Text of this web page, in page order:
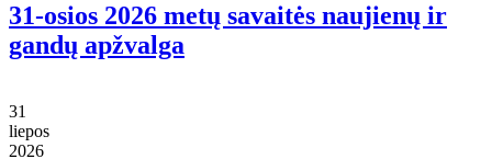
31-osios 2026 metų savaitės naujienų ir
gandų apžvalga
31
liepos
2026